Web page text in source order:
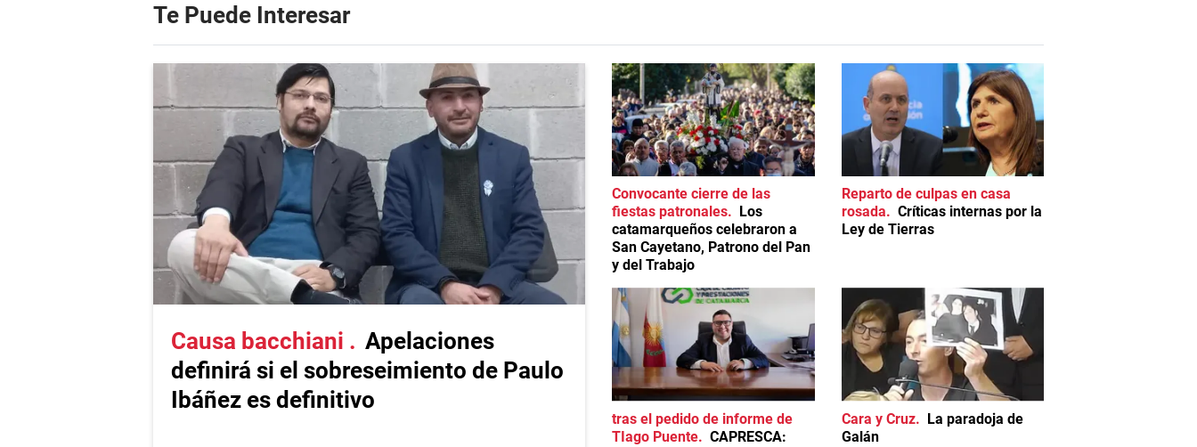
Te Puede Interesar
Causa bacchiani
Apelaciones
definirá si el sobreseimiento de Paulo
Ibáñez es definitivo
Convocante cierre de las
fiestas patronales
Los
catamarqueños celebraron a
San Cayetano, Patrono del Pan
y del Trabajo
Reparto de culpas en casa
rosada
Críticas internas por la
Ley de Tierras
tras el pedido de informe de
TIago Puente
CAPRESCA:
Cara y Cruz
La paradoja de
Galán